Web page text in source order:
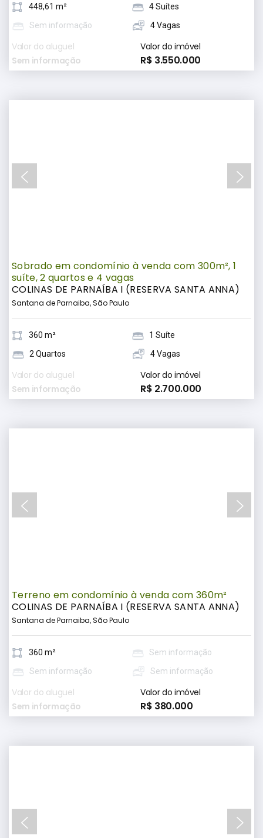
448,61 m²
4 Suítes
Sem informação
4 Vagas
Valor do aluguel
Sem informação
Valor do imóvel
R$ 3.550.000
Sobrado em condomínio à venda com 300m², 1
suíte, 2 quartos e 4 vagas
COLINAS DE PARNAÍBA I (RESERVA SANTA ANNA)
Santana de Parnaiba, São Paulo
360 m²
1 Suíte
2 Quartos
4 Vagas
Valor do aluguel
Sem informação
Valor do imóvel
R$ 2.700.000
Terreno em condomínio à venda com 360m²
COLINAS DE PARNAÍBA I (RESERVA SANTA ANNA)
Santana de Parnaiba, São Paulo
360 m²
Sem informação
Sem informação
Sem informação
Valor do aluguel
Sem informação
Valor do imóvel
R$ 380.000